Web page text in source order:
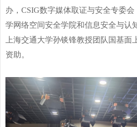
办， CSIG数字媒体取证与安全专委会
学网络空间安全学院和信息安全与认
上海交通大学孙锬锋教授团队国基面
资助。